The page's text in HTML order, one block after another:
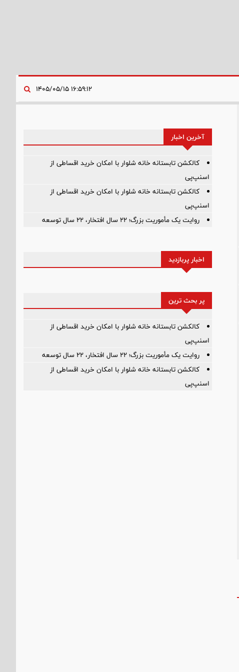
آخرین اخبار
کالکشن تابستانه خانه شلوار با امکان خرید اقساطی از
اسنپ‌پی
کالکشن تابستانه خانه شلوار با امکان خرید اقساطی از
اسنپ‌پی
روایت یک مأموریت بزرگ؛ ۲۲ سال افتخار، ۲۲ سال توسعه
اخبار پربازدید
پر بحث ترین
کالکشن تابستانه خانه شلوار با امکان خرید اقساطی از
اسنپ‌پی
روایت یک مأموریت بزرگ؛ ۲۲ سال افتخار، ۲۲ سال توسعه
کالکشن تابستانه خانه شلوار با امکان خرید اقساطی از
اسنپ‌پی